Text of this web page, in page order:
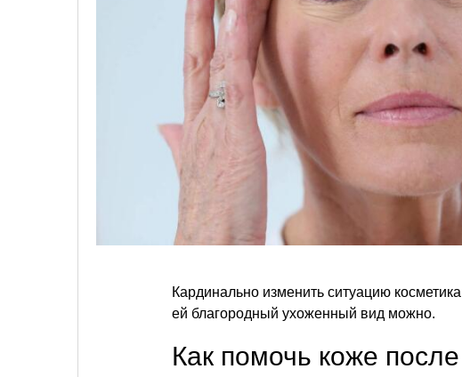
Кардинально изменить ситуацию
ей благородный ухоженный вид можно.
Как помочь коже